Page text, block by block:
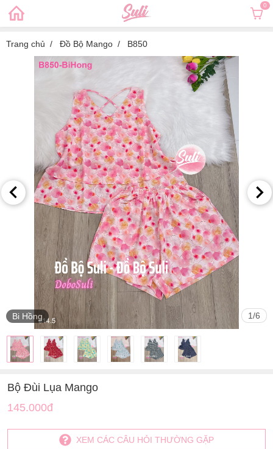
0
Trang chủ Đồ Bộ Mango B850
1/6
Bi Hồng
Bộ Đùi Lụa Mango
145.000đ
XEM CÁC CÂU HỎI THƯỜNG GẶP